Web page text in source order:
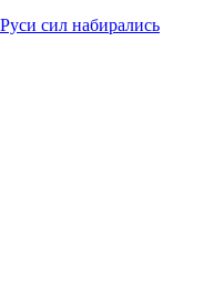
сил набирались